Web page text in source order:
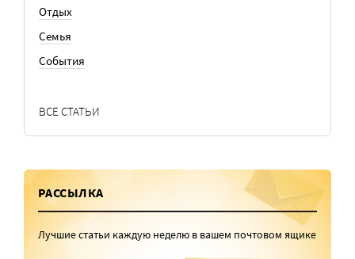
Отдых
Семья
События
ВСЕ СТАТЬИ
РАССЫЛКА
Лучшие статьи каждую неделю в вашем почтовом ящике